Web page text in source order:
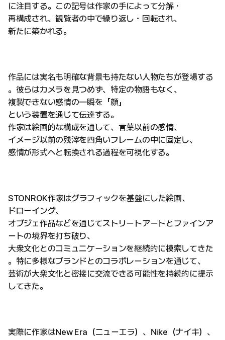
に注目する。この記号は作家の手によって分解・
再構成され、観覧者の中で繰り返し・回転され、
新たに築かれる。
作品には実名も明確な背景も持たない人物たちが登場する
。彼らはカメラを見つめず、特定の物語もなく、
複製できない感情の一瞬を「顔」
という装置を通じて伝達する。
作家は絵画的な構成を通して、言葉以前の感情、
イメージ以前の残滓を四角いフレームの中に固定し、
感情が形式へと転換される過程を可視化する。
STONROK作家はグラフィックを基盤にした絵画、
ドローイング、
オブジェ作品などを通じてストリートアートとファインア
ートの境界を打ち破り、
大衆文化とのコミュニケーションを継続的に模索してきた
。特に多様なブランドとのコラボレーションを通じて、
芸術が大衆文化と密接に交流できる可能性を持続的に提示
してきた。
実際に作家はNew Era（ニューエラ）、Nike（ナイキ）、